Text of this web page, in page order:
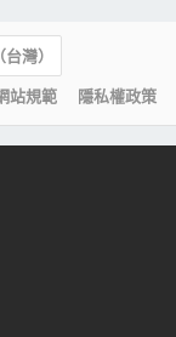
灣）
站規範 隱私權政策